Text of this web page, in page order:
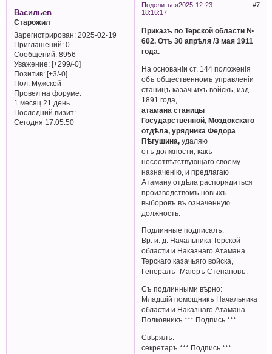
Поделиться 7
2025-12-23
18:16:17
Васильев
Старожил
Зарегистрирован: 2025-02-19
Приглашений:0
Сообщений:8956
Уважение: [+299/-0]
Позитив: [+3/-0]
Пол:Мужской
Провел на форуме:
1 месяц 21 день
Последний визит:
Сегодня 17:05:50
Приказъ по Терской области №
602. Отъ 30 апрѣля /3 мая 1911
года.
На основанiи ст. 144 положенiя
объ общественномъ управленіи
станицъ казачьихъ войскъ, изд.
1891 года,
атамана станицы
Государственной, Моздокскаго
отдѣла, урядника Федора
Пѣгушина, удаляю
отъ должности, какъ
несоотвѣтствующаго своему
назначенію, и предлагаю
Атаману отдѣла распорядиться
производствомъ новыхъ
выборовъ въ означенную
должность.
Подлинные подписалъ:
Вр. и. д. Начальника Терской
области и Наказнаго Атамана
Терскаго казачьяго войска,
Генералъ- Маiоръ Степановъ.
Съ подлинными вѣрно:
Младшiй помощникъ Начальника
области и Наказнаго Атамана
Полковникъ *** Подпись.***
Свѣрялъ:
секретаръ *** Подпись.***